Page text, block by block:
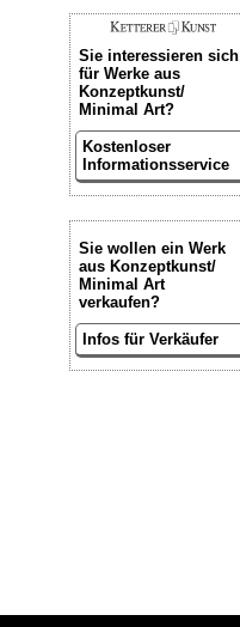
Sie interessieren sich
für Werke aus
Konzeptkunst/
Minimal Art?
Kostenloser
Informationsservice
Sie wollen ein Werk
aus Konzeptkunst/
Minimal Art
verkaufen?
Infos für Verkäufer